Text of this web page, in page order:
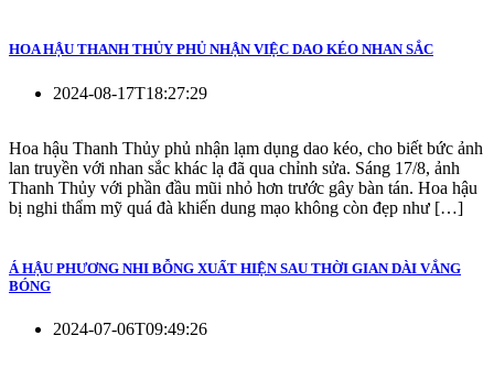
HOA HẬU THANH THỦY PHỦ NHẬN VIỆC DAO KÉO NHAN SẮC
2024-08-17T18:27:29
Hoa hậu Thanh Thủy phủ nhận lạm dụng dao kéo, cho biết bức ảnh
lan truyền với nhan sắc khác lạ đã qua chỉnh sửa. Sáng 17/8, ảnh
Thanh Thủy với phần đầu mũi nhỏ hơn trước gây bàn tán. Hoa hậu
bị nghi thẩm mỹ quá đà khiến dung mạo không còn đẹp như […]
Á HẬU PHƯƠNG NHI BỖNG XUẤT HIỆN SAU THỜI GIAN DÀI VẮNG
BÓNG
2024-07-06T09:49:26